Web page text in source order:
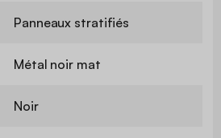
Panneaux stratifiés
Métal noir mat
Noir